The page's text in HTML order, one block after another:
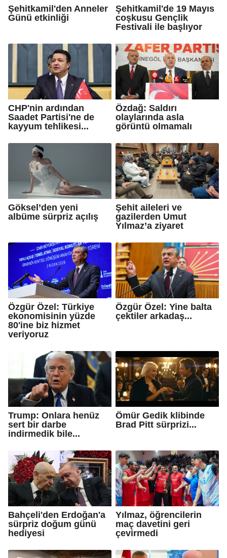
Şehitkamil'den Anneler
Günü etkinliği
Şehitkamil'de 19 Mayıs
coşkusu Gençlik
Festivali ile başlıyor
CHP'nin ardından
Saadet Partisi'ne de
kayyum tehlikesi...
Özdağ: Saldırı
olaylarında asla
görüntü olmamalı
Göksel’den yeni
albüme sürpriz açılış
Şehit aileleri ve
gazilerden Umut
Yılmaz’a ziyaret
Özgür Özel: Türkiye
ekonomisinin yüzde
80'ine biz hizmet
veriyoruz
Özgür Özel: Yine balta
çektiler arkadaş...
Trump: Onlara henüz
sert bir darbe
indirmedik bile...
Ömür Gedik klibinde
Brad Pitt sürprizi...
Bahçeli'den Erdoğan'a
sürpriz doğum günü
hediyesi
Yılmaz, öğrencilerin
maç davetini geri
çevirmedi